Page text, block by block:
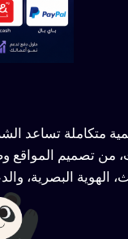
متكاملة تساعد
من تصميم المواقع
البصرية،